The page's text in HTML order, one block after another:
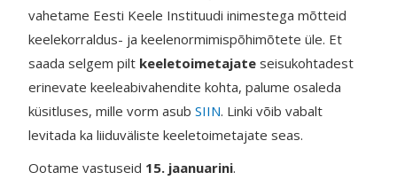
vahetame Eesti Keele Instituudi inimestega mõtteid
keelekorraldus- ja keelenormimispõhimõtete üle. Et
saada selgem pilt keeletoimetajateseisukohtadest
erinevate keeleabivahendite kohta, palume osaleda
küsitluses, mille vorm asubSIIN. Linki võib vabalt
levitada ka liiduväliste keeletoimetajate seas.
Ootame vastuseid 15. jaanuarini.